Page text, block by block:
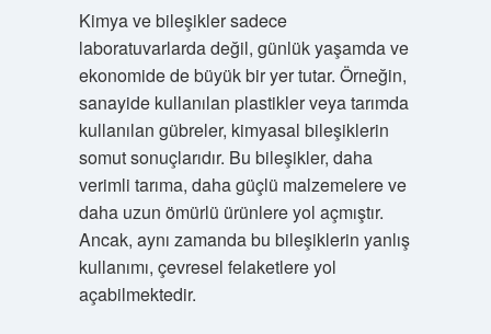
Kimya ve bileşikler sadece
laboratuvarlarda değil, günlük yaşamda ve
ekonomide de büyük bir yer tutar. Örneğin,
sanayide kullanılan plastikler veya tarımda
kullanılan gübreler, kimyasal bileşiklerin
somut sonuçlarıdır. Bu bileşikler, daha
verimli tarıma, daha güçlü malzemelere ve
daha uzun ömürlü ürünlere yol açmıştır.
Ancak, aynı zamanda bu bileşiklerin yanlış
kullanımı, çevresel felaketlere yol
açabilmektedir.